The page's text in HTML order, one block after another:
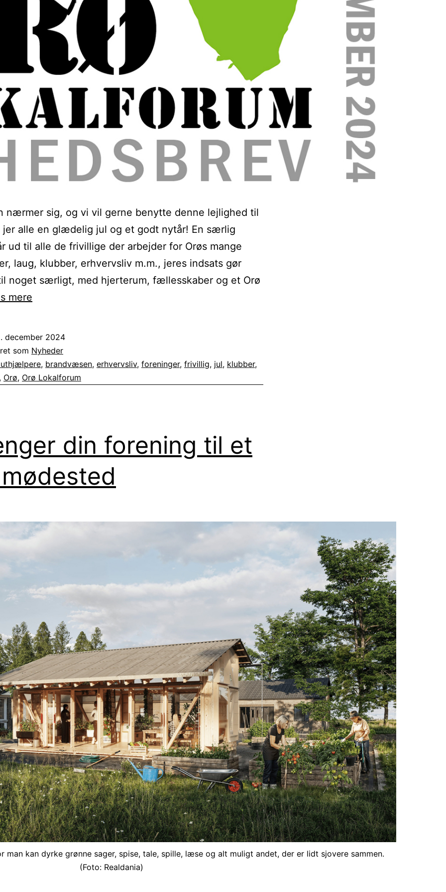
nærmer sig, og vi vil gerne benytte denne lejlighed til
jer alle en glædelig jul og et godt nytår! En særlig
ud til alle de frivillige der arbejder for Orøs mange
laug, klubber, erhvervsliv m.m., jeres indsats gør
noget særligt, med hjerterum, fællesskaber og et Orø
mere
december 2024
som Nyheder
, brandvæsen, erhvervsliv, foreninger, frivillig, jul, klubber,
Orø, Orø Lokalforum
din forening til et
kan dyrke grønne sager, spise, tale, spille, læse og alt muligt andet, der er lidt sjovere sammen.
(Foto: Realdania)